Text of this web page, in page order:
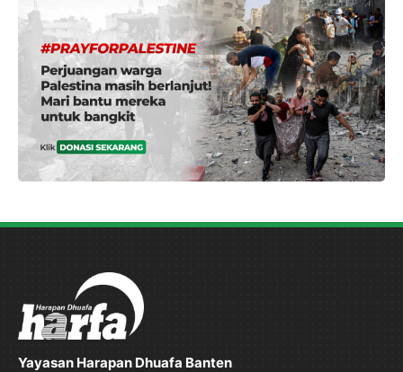
Yayasan Harapan Dhuafa Banten